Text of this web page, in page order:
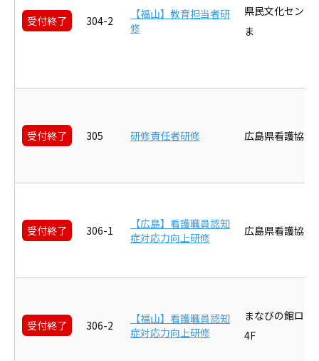
受付終了 304-2
【福山】教育担当者研
修
県民文化センタ
ま
受付終了 305 研修責任者研修 広島県看護協会
受付終了 306-1
【広島】看護職員認知
症対応力向上研修
広島県看護協会
受付終了 306-2
【福山】看護職員認知
症対応力向上研修
まなびの館ロー
4F